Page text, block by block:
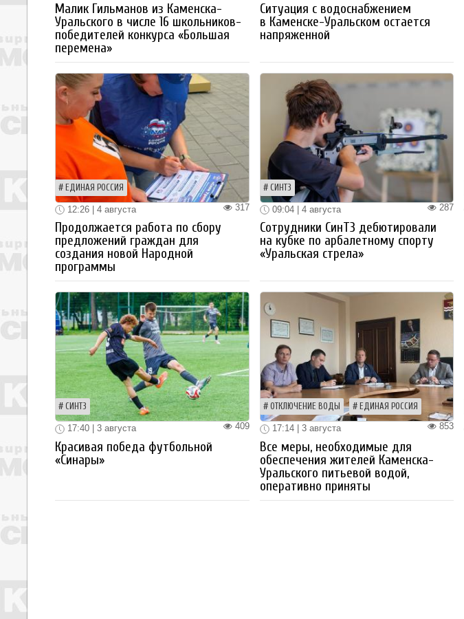
Малик Гильманов из Каменска-
Уральского в числе 16 школьников-
победителей конкурса «Большая
перемена»
Ситуация с водоснабжением
в Каменске-Уральском остается
напряженной
ЕДИНАЯ РОССИЯ
317
12:26 | 4 августа
Продолжается работа по сбору
предложений граждан для
создания новой Народной
программы
СИНТЗ
287
09:04 | 4 августа
Сотрудники СинТЗ дебютировали
на кубке по арбалетному спорту
«Уральская стрела»
СИНТЗ
409
17:40 | 3 августа
Красивая победа футбольной
«Синары»
ОТКЛЮЧЕНИЕ ВОДЫ ЕДИНАЯ РОССИЯ
853
17:14 | 3 августа
Все меры, необходимые для
обеспечения жителей Каменска-
Уральского питьевой водой,
оперативно приняты